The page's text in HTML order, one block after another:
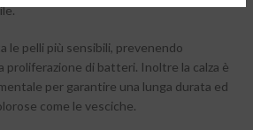
le pelli più sensibili, prevenendo
proliferazione di batteri. Inoltre la calza è
per garantire una lunga durata ed
come le vesciche.